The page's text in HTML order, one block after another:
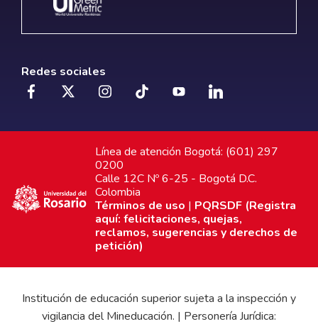
Redes sociales
Línea de atención Bogotá: (601) 297
0200
Calle 12C Nº 6-25 - Bogotá D.C.
Colombia
Términos de uso | PQRSDF (Registra
aquí: felicitaciones, quejas,
reclamos, sugerencias y derechos de
petición)
Institución de educación superior sujeta a la inspección y
vigilancia del Mineducación. | Personería Jurídica: